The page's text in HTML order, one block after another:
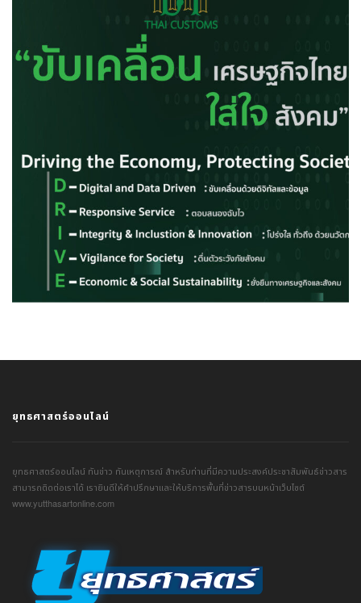
ยุทธศาสตร์ออนไลน์
ยุทธศาสตร์ออนไลน์ ทันข่าว ทันเหตุการณ์ สำหรับท่านที่มีความประสงค์ประชาสัมพันธ์ข่าวสาร
สามารถติดต่อเราได้ เรายินดีให้คำปรึกษาและให้บริการพื้นที่ข่าวสารบนหน้าเว็บไซต์
www.yutthasartonline.com